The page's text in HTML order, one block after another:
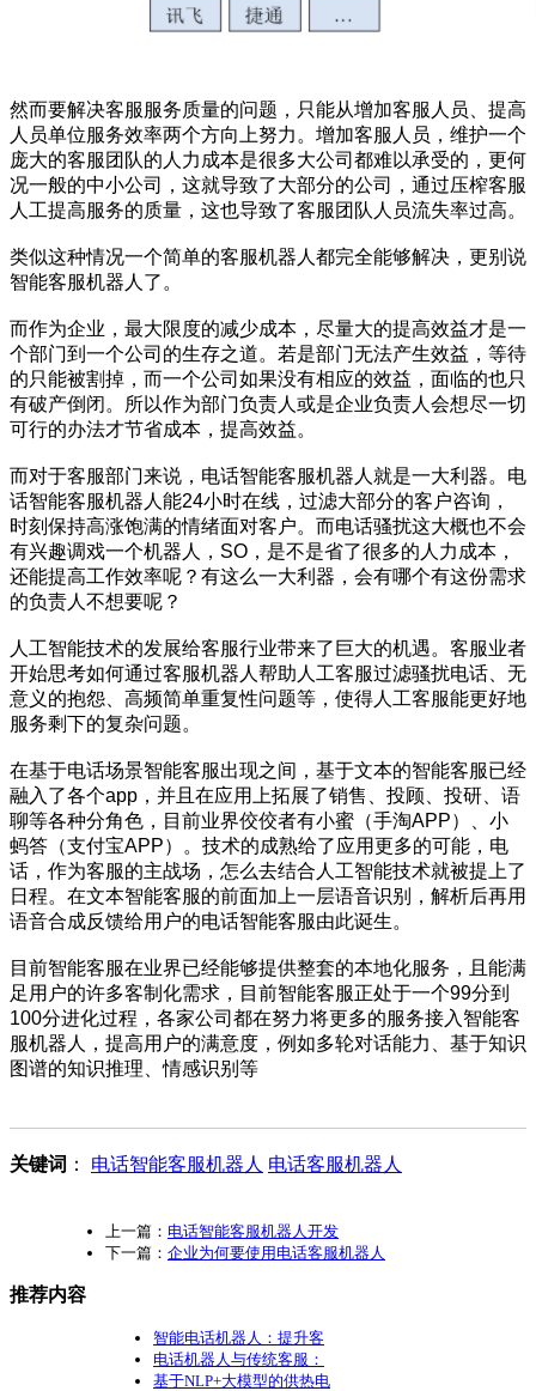
然而要解决客服服务质量的问题，只能从增加客服人员、提高
人员单位服务效率两个方向上努力。增加客服人员，维护一个
庞大的客服团队的人力成本是很多大公司都难以承受的，更何
况一般的中小公司，这就导致了大部分的公司，通过压榨客服
人工提高服务的质量，这也导致了客服团队人员流失率过高。
类似这种情况一个简单的客服机器人都完全能够解决，更别说
智能客服机器人了。
而作为企业，最大限度的减少成本，尽量大的提高效益才是一
个部门到一个公司的生存之道。若是部门无法产生效益，等待
的只能被割掉，而一个公司如果没有相应的效益，面临的也只
有破产倒闭。所以作为部门负责人或是企业负责人会想尽一切
可行的办法才节省成本，提高效益。
而对于客服部门来说，电话智能客服机器人就是一大利器。电
话智能客服机器人能24小时在线，过滤大部分的客户咨询，
时刻保持高涨饱满的情绪面对客户。而电话骚扰这大概也不会
有兴趣调戏一个机器人，SO，是不是省了很多的人力成本，
还能提高工作效率呢？有这么一大利器，会有哪个有这份需求
的负责人不想要呢？
人工智能技术的发展给客服行业带来了巨大的机遇。客服业者
开始思考如何通过客服机器人帮助人工客服过滤骚扰电话、无
意义的抱怨、高频简单重复性问题等，使得人工客服能更好地
服务剩下的复杂问题。
在基于电话场景智能客服出现之间，基于文本的智能客服已经
融入了各个app，并且在应用上拓展了销售、投顾、投研、语
聊等各种分角色，目前业界佼佼者有小蜜（手淘APP）、小
蚂答（支付宝APP）。技术的成熟给了应用更多的可能，电
话，作为客服的主战场，怎么去结合人工智能技术就被提上了
日程。在文本智能客服的前面加上一层语音识别，解析后再用
语音合成反馈给用户的电话智能客服由此诞生。
目前智能客服在业界已经能够提供整套的本地化服务，且能满
足用户的许多客制化需求，目前智能客服正处于一个99分到
100分进化过程，各家公司都在努力将更多的服务接入智能客
服机器人，提高用户的满意度，例如多轮对话能力、基于知识
图谱的知识推理、情感识别等
关键词 ： 电话智能客服机器人 电话客服机器人
上一篇： 电话智能客服机器人开发
下一篇： 企业为何要使用电话客服机器人
推荐内容
智能电话机器人：提升客
电话机器人与传统客服：
基于NLP+大模型的供热电